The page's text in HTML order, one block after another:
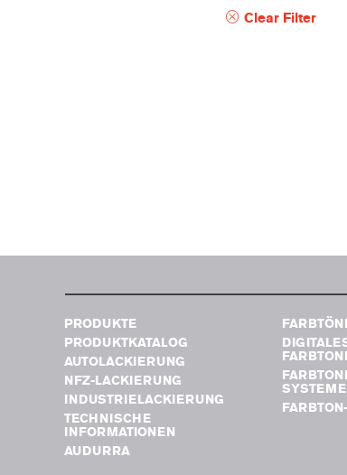
Clear Filter
PRODUKTE
PRODUKTKATALOG
AUTOLACKIERUNG
NFZ-LACKIERUNG
INDUSTRIELACKIERUNG
TECHNISCHE
INFORMATIONEN
AUDURRA
SYSTEME